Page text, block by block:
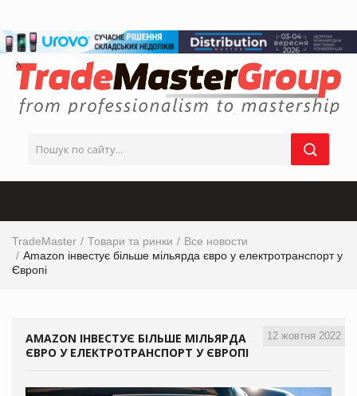
TradeMaster Товари та ринки
Все новости
Amazon інвестує більше мільярда євро у електротранспорт у
Європі
12 жовтня 2022
AMAZON ІНВЕСТУЄ БІЛЬШЕ МІЛЬЯРДА
ЄВРО У ЕЛЕКТРОТРАНСПОРТ У ЄВРОПІ